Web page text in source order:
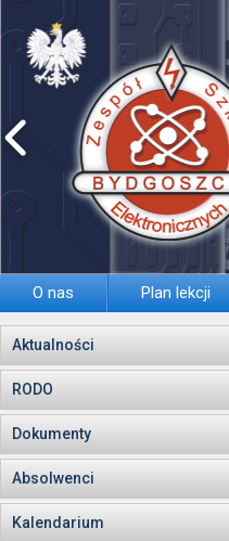
O nas Plan lekcji
Aktualności
RODO
Dokumenty
Absolwenci
Kalendarium